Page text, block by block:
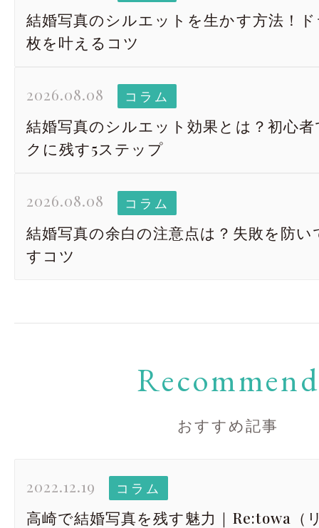
結婚写真のシルエットを生かす方法！
枚を叶えるコツ
2026.08.08 コラム
結婚写真のシルエット効果とは？初心
クに残す5ステップ
2026.08.08 コラム
結婚写真の余白の注意点は？失敗を防
すコツ
Recommend
おすすめ記事
2022.12.19 コラム
高崎で結婚写真を残す魅力｜Re:towa（